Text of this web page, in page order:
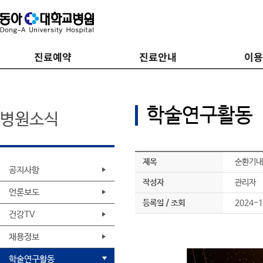
진료예약 진료안내 이
병원소식
공지사항
언론보도
건강TV
채용정보
학술연구활동
학술연구활동
제목 순환기
작성자 관리자
등록일 / 조회 2024-